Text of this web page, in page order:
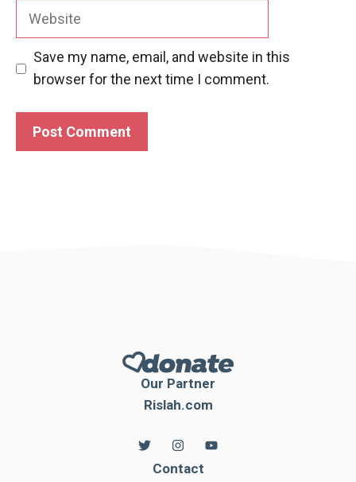
Website
Save my name, email, and website in this
browser for the next time I comment.
Our Partner
Rislah.com
Contact